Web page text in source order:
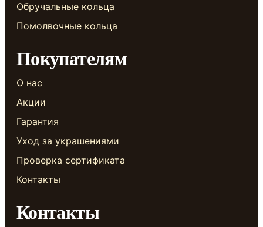
Обручальные кольца
Помолвочные кольца
Покупателям
О нас
Акции
Гарантия
Уход за украшениями
Проверка сертификата
Контакты
Контакты